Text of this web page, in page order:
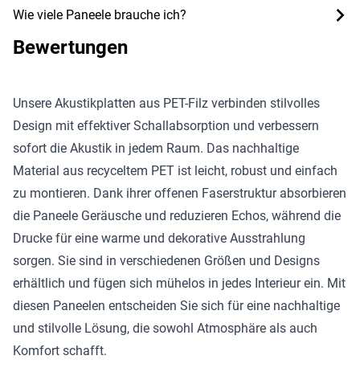
Wie viele Paneele brauche ich?
Bewertungen
Unsere Akustikplatten aus PET-Filz verbinden stilvolles
Design mit effektiver Schallabsorption und verbessern
sofort die Akustik in jedem Raum. Das nachhaltige
Material aus recyceltem PET ist leicht, robust und einfach
zu montieren. Dank ihrer offenen Faserstruktur absorbieren
die Paneele Geräusche und reduzieren Echos, während die
Drucke für eine warme und dekorative Ausstrahlung
sorgen. Sie sind in verschiedenen Größen und Designs
erhältlich und fügen sich mühelos in jedes Interieur ein. Mit
diesen Paneelen entscheiden Sie sich für eine nachhaltige
und stilvolle Lösung, die sowohl Atmosphäre als auch
Komfort schafft.